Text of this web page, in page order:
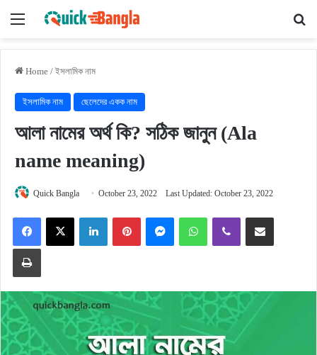
Menu
Home / ইসলামিক নাম
ইসলামিক নাম ছেলেদের একক নাম
আলা নামের অর্থ কি? সঠিক জানুন (Ala
name meaning)
Quick Bangla October 23, 2022 Last Updated: October 23, 2022
FacebookX LinkedInPinterestMessengerWhatsAppViber Share via Email
Print